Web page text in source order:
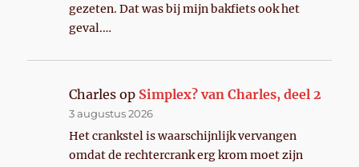
gezeten. Dat was bij mijn bakfiets ook het
geval.…
Charles op Simplex? van Charles, deel 2
3 augustus 2026
Het crankstel is waarschijnlijk vervangen
omdat de rechtercrank erg krom moet zijn